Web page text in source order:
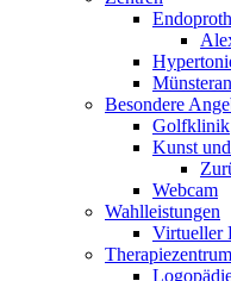
Besondere
Golfklinik
Kunst
Webcam
Wahlleistungen
Virtueller
Therapiezentrum